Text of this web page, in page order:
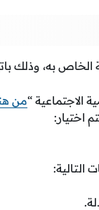
به، وذلك
الاجتماعية “من
اختيار:
التالية: